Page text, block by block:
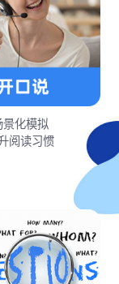
景化模拟
阅读习惯